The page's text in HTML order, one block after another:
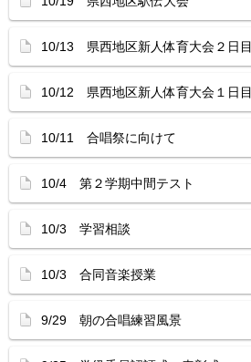
10/13 県西地区新人体育大会２日目
10/12 県西地区新人体育大会１日目
10/11 合唱祭に向けて
10/4 第２学期中間テスト
10/3 学習相談
10/3 合同音楽授業
9/29 朝の合唱練習風景